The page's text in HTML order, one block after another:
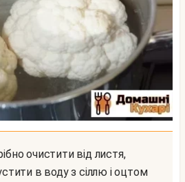
в воду з сіллю і оцтом